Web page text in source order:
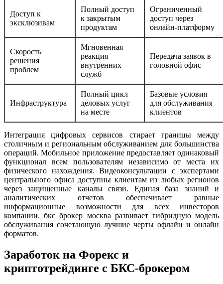
Доступ к
эксклюзивам
Полный доступ
к закрытым
продуктам
Ограниченный
доступ через
онлайн-платформу
Скорость
решения
проблем
Мгновенная
реакция
внутренних
служб
Передача заявок в
головной офис
Инфраструктура
Полный цикл
деловых услуг
на месте
Базовые условия
для обслуживания
клиентов
Интеграция цифровых сервисов стирает границы между
столичным и региональным обслуживанием для большинства
операций. Мобильное приложение предоставляет одинаковый
функционал всем пользователям независимо от места их
физического нахождения. Видеоконсультации с экспертами
центрального офиса доступны клиентам из любых регионов
через защищенные каналы связи. Единая база знаний и
аналитических отчетов обеспечивает равные
информационные возможности для всех инвесторов
компании. бкс брокер москва развивает гибридную модель
обслуживания сочетающую лучшие черты офлайн и онлайн
форматов.
Заработок на Форекс и
криптотрейдинге с БКС-брокером